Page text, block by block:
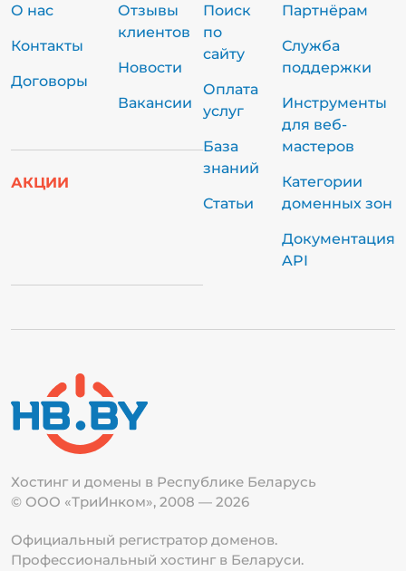
О нас
Контакты
Договоры
Отзывы
клиентов
Новости
Вакансии
АКЦИИ
Поиск
по
сайту
Оплата
услуг
База
знаний
Статьи
Партнёрам
Служба
поддержки
Инструменты
для веб-
мастеров
Категории
доменных зон
Документация
API
Хостинг и домены в Республике Беларусь
© ООО «ТриИнком», 2008 — 2026
Официальный регистратор доменов.
Профессиональный хостинг в Беларуси.